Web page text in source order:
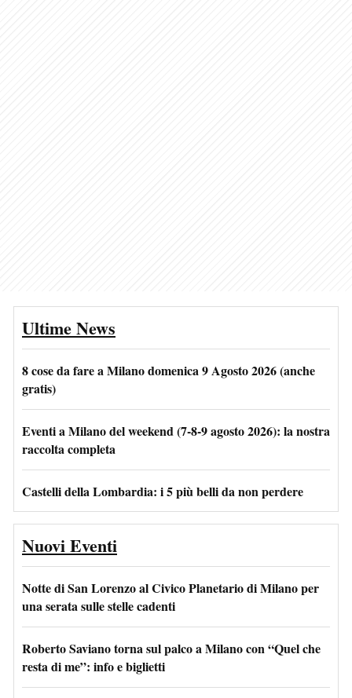
Ultime News
8 cose da fare a Milano domenica 9 Agosto 2026 (anche
gratis)
Eventi a Milano del weekend (7-8-9 agosto 2026): la nostra
raccolta completa
Castelli della Lombardia: i 5 più belli da non perdere
Nuovi Eventi
Notte di San Lorenzo al Civico Planetario di Milano per
una serata sulle stelle cadenti
Roberto Saviano torna sul palco a Milano con “Quel che
resta di me”: info e biglietti